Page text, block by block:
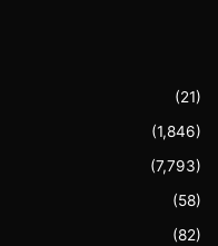
(21)
(1,846)
(7,793)
(58)
(82)